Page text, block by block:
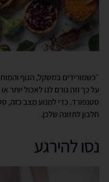
״כשמורידים במשקל, הגוף
על כך וזה גורם לנו לאכול יותר
סטנפורד. כדי למנוע מצב כזה,
חלבון לתזונה שלכן.
נסו להירגע